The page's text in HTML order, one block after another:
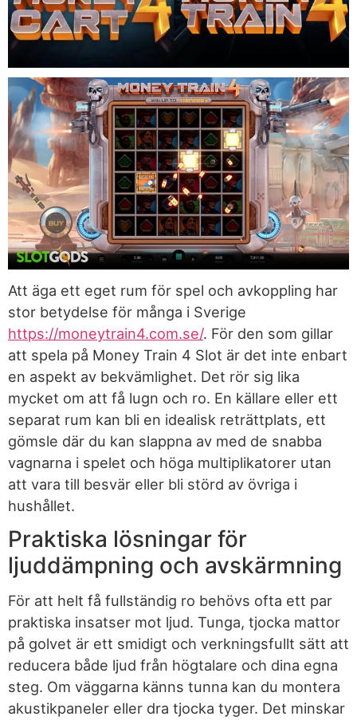
Att äga ett eget rum för spel och avkoppling har
stor betydelse för många i Sverige
https://moneytrain4.com.se/. För den som gillar
att spela på Money Train 4 Slot är det inte enbart
en aspekt av bekvämlighet. Det rör sig lika
mycket om att få lugn och ro. En källare eller ett
separat rum kan bli en idealisk reträttplats, ett
gömsle där du kan slappna av med de snabba
vagnarna i spelet och höga multiplikatorer utan
att vara till besvär eller bli störd av övriga i
hushållet.
Praktiska lösningar för
ljuddämpning och avskärmning
För att helt få fullständig ro behövs ofta ett par
praktiska insatser mot ljud. Tunga, tjocka mattor
på golvet är ett smidigt och verkningsfullt sätt att
reducera både ljud från högtalare och dina egna
steg. Om väggarna känns tunna kan du montera
akustikpaneler eller dra tjocka tyger. Det minskar